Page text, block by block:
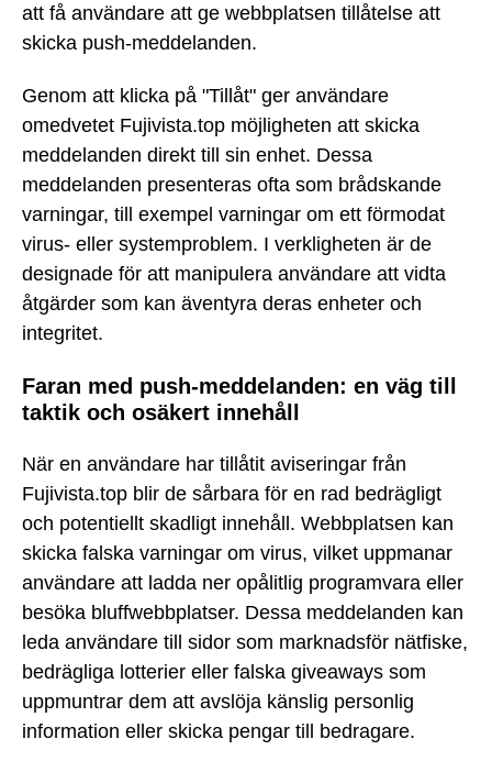
att få användare att ge webbplatsen tillåtelse att
skicka push-meddelanden.
Genom att klicka på "Tillåt" ger användare
omedvetet Fujivista.top möjligheten att skicka
meddelanden direkt till sin enhet. Dessa
meddelanden presenteras ofta som brådskande
varningar, till exempel varningar om ett förmodat
virus- eller systemproblem. I verkligheten är de
designade för att manipulera användare att vidta
åtgärder som kan äventyra deras enheter och
integritet.
Faran med push-meddelanden: en väg till
taktik och osäkert innehåll
När en användare har tillåtit aviseringar från
Fujivista.top blir de sårbara för en rad bedrägligt
och potentiellt skadligt innehåll. Webbplatsen kan
skicka falska varningar om virus, vilket uppmanar
användare att ladda ner opålitlig programvara eller
besöka bluffwebbplatser. Dessa meddelanden kan
leda användare till sidor som marknadsför nätfiske,
bedrägliga lotterier eller falska giveaways som
uppmuntrar dem att avslöja känslig personlig
information eller skicka pengar till bedragare.